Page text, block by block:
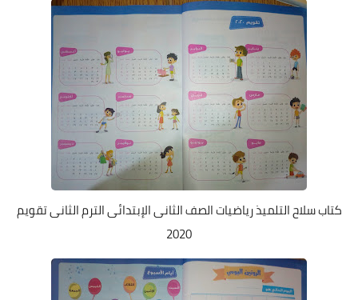
كتاب سلاح التلميذ رياضيات الصف الثانى الإبتدائى الترم الثانى تقويم
2020